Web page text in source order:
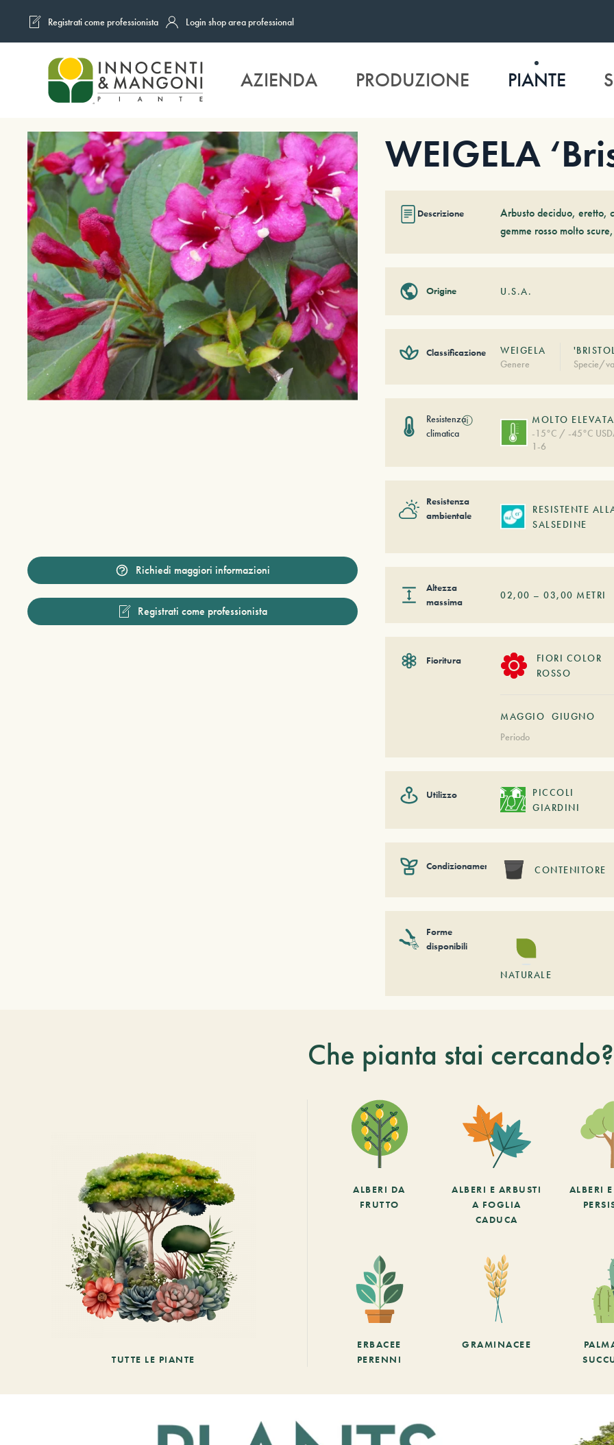
Skip to main content
Registrati come professionista Login shop area professional
AZIENDA PRODUZIONE PIANTE
Richiedi maggiori informazioni
Registrati come professionista
WEIGELA
Descrizione
Arbusto deciduo, eretto,
gemme rosso molto
Origine U.S.A.
Classificazione
WEIGELA
Genere
Specie/
Resistenza
climatica
ⓘ
MOLTO ELEVATA
-15°C / -45°C
1-6
Resistenza
ambientale
RESISTENTE
SALSEDINE
Altezza
massima
02,00 –03,00 METRI
Fioritura
FIORI COLOR
ROSSO
MAGGIO
GIUGNO
Periodo
Utilizzo
PICCOLI
GIARDINI
Condizionamento CONTENITORE
Forme
disponibili
NATURALE
Che pianta stai cercando?
TUTTE LE PIANTE
ALBERI DA
FRUTTO
ALBERI E ARBUSTI
A FOGLIA
CADUCA
ALBERI
ERBACEE
PERENNI
GRAMINACEE